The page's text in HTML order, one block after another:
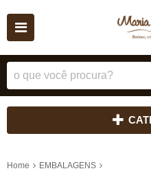
Home
EMBALAGENS